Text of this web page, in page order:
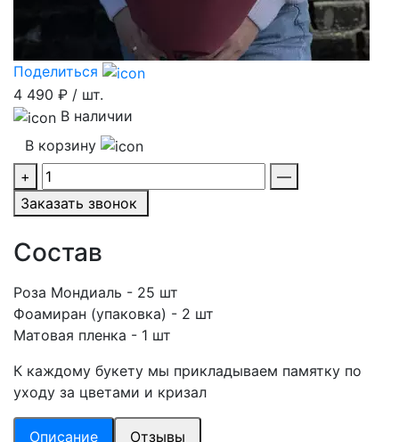
Поделиться
4 490 ₽ / шт.
В наличии
В корзину
+
—
Заказать звонок
Состав
Роза Мондиаль - 25 шт
Фоамиран (упаковка) - 2 шт
Матовая пленка - 1 шт
К каждому букету мы прикладываем памятку по
уходу за цветами и кризал
Описание Отзывы